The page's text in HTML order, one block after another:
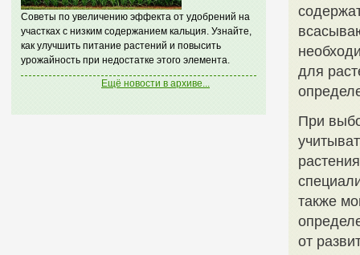
Советы по увеличению эффекта от удобрений на
участках с низким содержанием кальция. Узнайте,
как улучшить питание растений и повысить
урожайность при недостатке этого элемента.
Ещё новости в архиве...
для
При
также
от